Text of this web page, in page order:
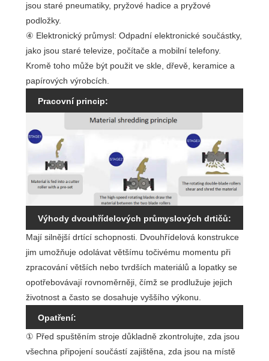
jsou staré pneumatiky, pryžové hadice a pryžové
podložky.
④ Elektronický průmysl: Odpadní elektronické součástky,
jako jsou staré televize, počítače a mobilní telefony.
Kromě toho může být použit ve skle, dřevě, keramice a
papírových výrobcích.
Pracovní princip:
Výhody dvouhřídelových průmyslových drtičů:
Mají silnější drtící schopnosti. Dvouhřídelová konstrukce
jim umožňuje odolávat většímu točivému momentu při
zpracování větších nebo tvrdších materiálů a lopatky se
opotřebovávají rovnoměrněji, čímž se prodlužuje jejich
životnost a často se dosahuje vyššího výkonu.
Opatření:
① Před spuštěním stroje důkladně zkontrolujte, zda jsou
všechna připojení součástí zajištěna, zda jsou na místě